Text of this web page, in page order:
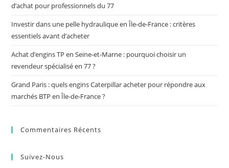
d’achat pour professionnels du 77
Investir dans une pelle hydraulique en Île-de-France : critères
essentiels avant d’acheter
Achat d’engins TP en Seine-et-Marne : pourquoi choisir un
revendeur spécialisé en 77 ?
Grand Paris : quels engins Caterpillar acheter pour répondre aux
marchés BTP en Île-de-France ?
Commentaires Récents
Suivez-Nous